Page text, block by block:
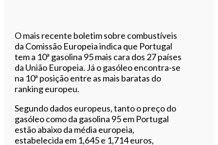
O mais recente boletim sobre combustíveis
da Comissão Europeia indica que Portugal
tem a 10ª gasolina 95 mais cara dos 27 países
da União Europeia. Já o gasóleo encontra-se
na 10ª posição entre as mais baratas do
ranking europeu.
Segundo dados europeus, tanto o preço do
gasóleo como da gasolina 95 em Portugal
estão abaixo da média europeia,
estabelecida em 1,645 e 1,714 euros,